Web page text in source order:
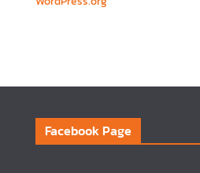
Facebook Page